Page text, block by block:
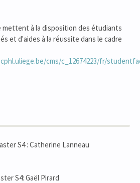
à la disposition des étudiants
et d'aides à la réussite dans le cadre
cms/c_12674223/fr/
S4 : Catherine Lanneau
S4: Gaël Pirard